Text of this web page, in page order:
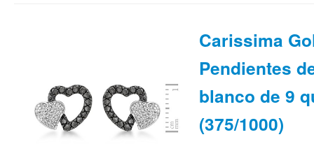
Carissima
Pendientes
blanco de 9
(375/1000)